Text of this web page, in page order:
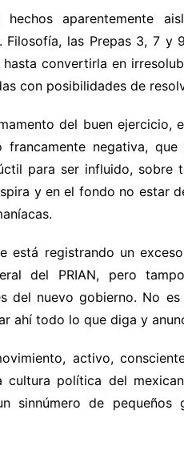
aparentemente
Filosofía, las Prepas 3, 7
convertirla en
con posibilidades de
del buen ejercicio,
francamente negativa,
para ser influido, sobre
y en el fondo no estar
está registrando un
del PRIAN, pero
del nuevo gobierno. No
ahí todo lo que diga y
activo,
cultura política del
sinnúmero de